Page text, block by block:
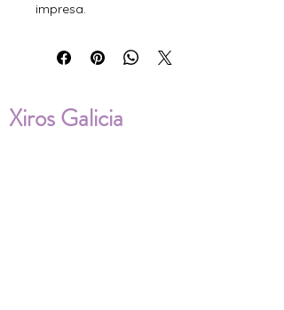
impresa.
Xiros Galicia